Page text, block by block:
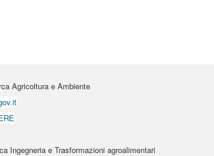
Agricoltura e Ambiente
Ingegneria e Trasformazioni agroalimentari